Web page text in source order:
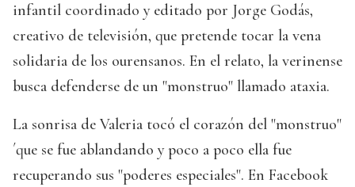
infantil coordinado y editado por Jorge Godás,
creativo de televisión, que pretende tocar la vena
solidaria de los ourensanos. En el relato, la verinense
busca defenderse de un "monstruo" llamado ataxia.
La sonrisa de Valeria tocó el corazón del "monstruo"
´que se fue ablandando y poco a poco ella fue
recuperando sus "poderes especiales". En Facebook